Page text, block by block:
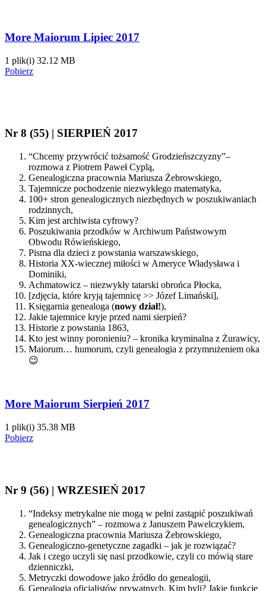
More Maiorum Lipiec 2017
1 plik(i) 32.12 MB
Pobierz
Nr 8 (55) | SIERPIEŃ 2017
“Chcemy przywrócić tożsamość Grodzieńszczyzny”–
rozmowa z Piotrem Paweł Cyplą,
Genealogiczna pracownia Mariusza Żebrowskiego,
Tajemnicze pochodzenie niezwykłego matematyka,
100+ stron genealogicznych niezbędnych w poszukiwaniach
rodzinnych,
Kim jest archiwista cyfrowy?
Poszukiwania przodków w Archiwum Państwowym
Obwodu Rówieńskiego,
Pisma dla dzieci z powstania warszawskiego,
Historia XX-wiecznej miłości w Ameryce Władysława i
Dominiki,
Achmatowicz – niezwykły tatarski obrońca Płocka,
[zdjęcia, które kryją tajemnicę >> Józef Limański],
Księgarnia genealoga (nowy dział!),
Jakie tajemnice kryje przed nami sierpień?
Historie z powstania 1863,
Kto jest winny poronieniu? – kronika kryminalna z Żurawicy,
Maiorum… humorum, czyli genealogia z przymrużeniem oka
😉
More Maiorum Sierpień 2017
1 plik(i) 35.38 MB
Pobierz
Nr 9 (56) | WRZESIEŃ 2017
“Indeksy metrykalne nie mogą w pełni zastąpić poszukiwań
genealogicznych” – rozmowa z Januszem Pawelczykiem,
Genealogiczna pracownia Mariusza Żebrowskiego,
Genealogiczno-genetyczne zagadki – jak je rozwiązać?
Jak i czego uczyli się nasi przodkowie, czyli co mówią stare
dzienniczki,
Metryczki dowodowe jako źródło do genealogii,
Genealogia oficjalistów prywatnych. Kim byli? Jakie funkcje